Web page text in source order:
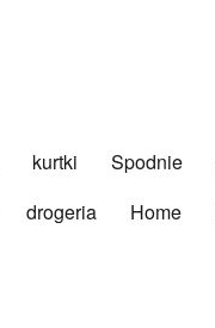
kurtki Spodnie
drogeria Home